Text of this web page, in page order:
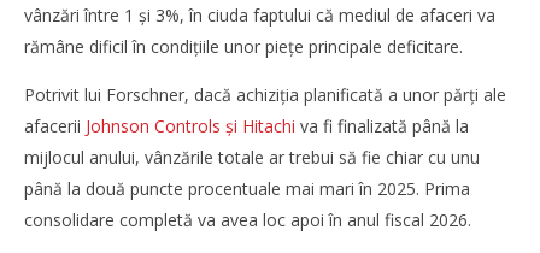
vânzări între 1 și 3%, în ciuda faptului că mediul de afaceri va
rămâne dificil în condițiile unor piețe principale deficitare.
Potrivit lui Forschner, dacă achiziția planificată a unor părți ale
afacerii Johnson Controls și Hitachi va fi finalizată până la
mijlocul anului, vânzările totale ar trebui să fie chiar cu unu
până la două puncte procentuale mai mari în 2025. Prima
consolidare completă va avea loc apoi în anul fiscal 2026.